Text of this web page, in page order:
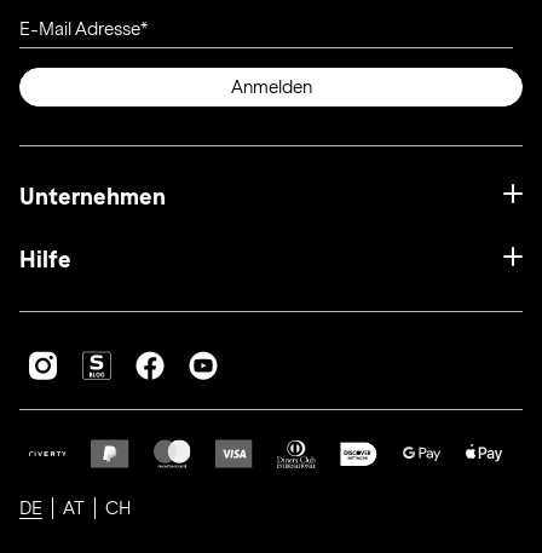
E-Mail Adresse
Anmelden
Unternehmen
Hilfe
DE AT CH